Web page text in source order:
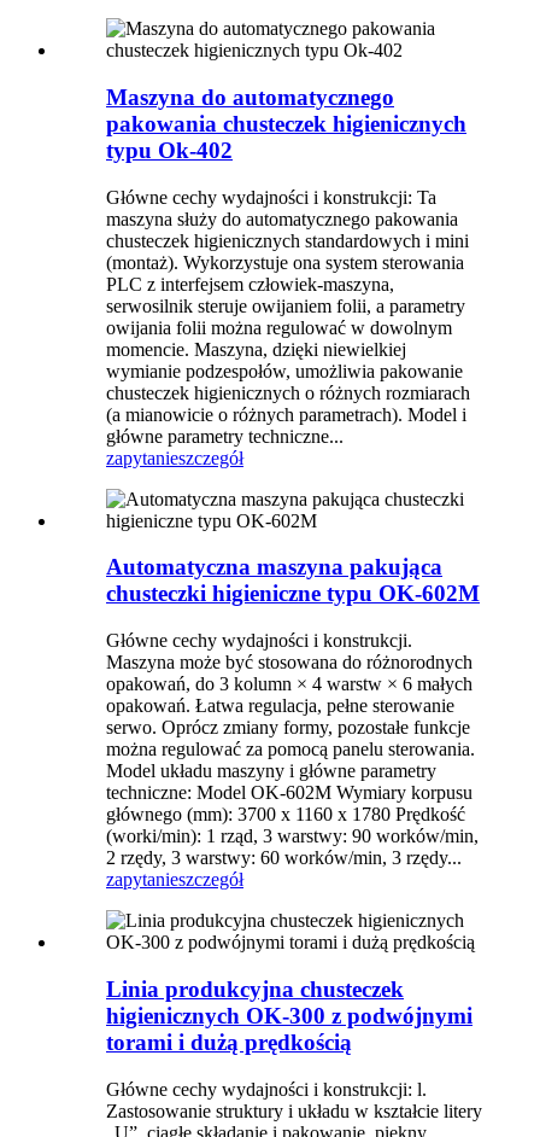
Maszyna do automatycznego
pakowania chusteczek higienicznych
typu Ok-402
Główne cechy wydajności i konstrukcji: Ta
maszyna służy do automatycznego pakowania
chusteczek higienicznych standardowych i mini
(montaż). Wykorzystuje ona system sterowania
PLC z interfejsem człowiek-maszyna,
serwosilnik steruje owijaniem folii, a parametry
owijania folii można regulować w dowolnym
momencie. Maszyna, dzięki niewielkiej
wymianie podzespołów, umożliwia pakowanie
chusteczek higienicznych o różnych rozmiarach
(a mianowicie o różnych parametrach). Model i
główne parametry techniczne...
zapytanieszczegół
Automatyczna maszyna pakująca
chusteczki higieniczne typu OK-602M
Główne cechy wydajności i konstrukcji.
Maszyna może być stosowana do różnorodnych
opakowań, do 3 kolumn × 4 warstw × 6 małych
opakowań. Łatwa regulacja, pełne sterowanie
serwo. Oprócz zmiany formy, pozostałe funkcje
można regulować za pomocą panelu sterowania.
Model układu maszyny i główne parametry
techniczne: Model OK-602M Wymiary korpusu
głównego (mm): 3700 x 1160 x 1780 Prędkość
(worki/min): 1 rząd, 3 warstwy: 90 worków/min,
2 rzędy, 3 warstwy: 60 worków/min, 3 rzędy...
zapytanieszczegół
Linia produkcyjna chusteczek
higienicznych OK-300 z podwójnymi
torami i dużą prędkością
Główne cechy wydajności i konstrukcji: l.
Zastosowanie struktury i układu w kształcie litery
„U”, ciągłe składanie i pakowanie, piękny